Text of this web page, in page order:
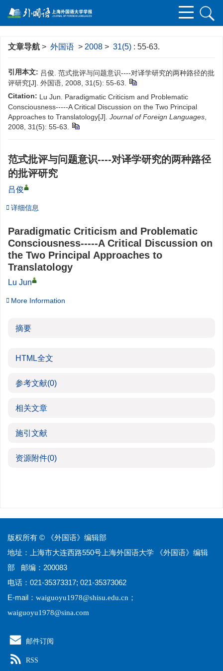
文章导航 > 外国语 > 2008 > 31(5) : 55-63.
引用本文: 吕俊. 范式批评与问题意识----对译学研究的两种路径的批
评研究[J]. 外国语, 2008, 31(5): 55-63.
Citation: Lu Jun. Paradigmatic Criticism and Problematic
Consciousness-----A Critical Discussion on the Two Principal
Approaches to Translatology[J]. Journal of Foreign Languages
2008, 31(5): 55-63.
范式批评与问题意识----对译学研究的两种路径
的批评研究
吕俊
详细信息
Paradigmatic Criticism and Problematic
Consciousness-----A Critical Discussion on
the Two Principal Approaches to
Translatology
Lu Jun
More Information
摘要
HTML全文
参考文献(0)
相关文章
施引文献
资源附件(0)
版权所有 © 《外国语》编辑部
地址：上海市大连西路550号上海外国语大学 《外国语》编辑
部 邮编：200083
电话：021-35373317; 021-35373062
E-mail： waiguoyu1978@shisu.edu.cn ；
waiguoyu1978@sina.com
邮件订阅
RSS